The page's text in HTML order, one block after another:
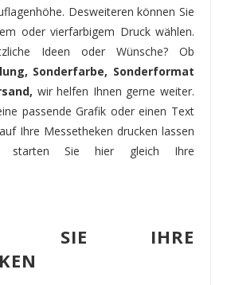
Desweiteren können Sie
oder vierfarbigem Druck wählen.
Ideen oder Wünsche? Ob
Sonderfarbe, Sonderformat
wir helfen Ihnen gerne weiter.
passende Grafik oder einen Text
Ihre Messetheken drucken lassen
starten Sie hier gleich Ihre
SIE IHRE